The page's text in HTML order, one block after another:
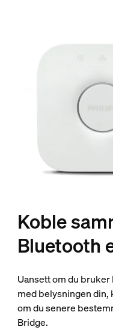
Koble
Bluetooth
Uansett om du
med belysningen din,
om du senere
Bridge.